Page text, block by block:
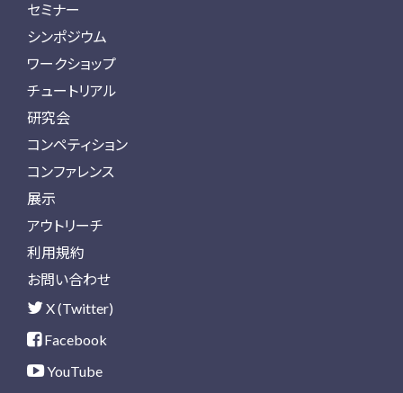
セミナー
シンポジウム
ワークショップ
チュートリアル
研究会
コンペティション
コンファレンス
展示
アウトリーチ
利用規約
お問い合わせ
X (Twitter)
Facebook
YouTube